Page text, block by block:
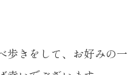
歩きをして、お好みの一